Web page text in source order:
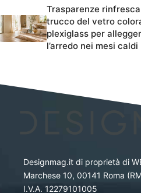
Trasparenze
trucco del vetro
plexiglass per
l’arredo nei mesi caldi
Designmag.it di proprietà di
Marchese 10, 00141 Roma
I.V.A. 12279101005